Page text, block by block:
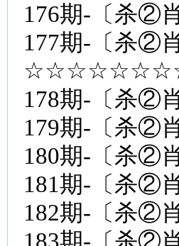
176期-〔杀②
177期-〔杀②
178期-〔杀②
179期-〔杀②
180期-〔杀②
181期-〔杀②
182期-〔杀②